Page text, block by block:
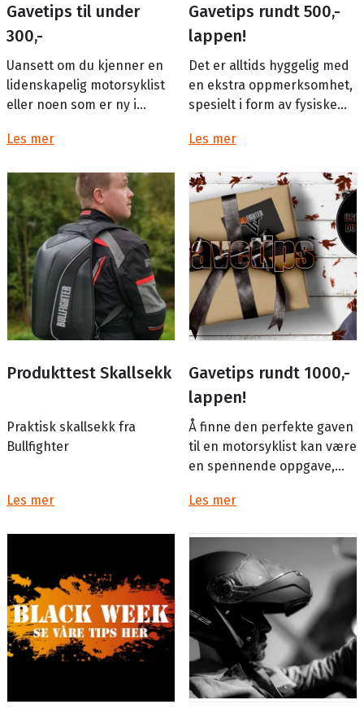
Gavetips til under
300,-
Uansett om du kjenner en
lidenskapelig motorsyklist
eller noen som er ny i
satt sammen en liste med
Les mer
Gavetips rundt 500,-
lappen!
Det er alltids hyggelig med
en ekstra oppmerksomhet,
spesielt i form av fysiske
alltid like lett å finne en
Les mer
Produkttest Skallsekk
Praktisk skallsekk fra
Bullfighter
Les mer
Gavetips rundt 1000,-
lappen!
Å finne den perfekte gaven
til en motorsyklist kan være
en spennende oppgave,
erfaren fører eller en
Les mer